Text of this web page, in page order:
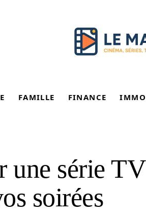
FAMILLE FINANCE IMMO
une série TV
soirées